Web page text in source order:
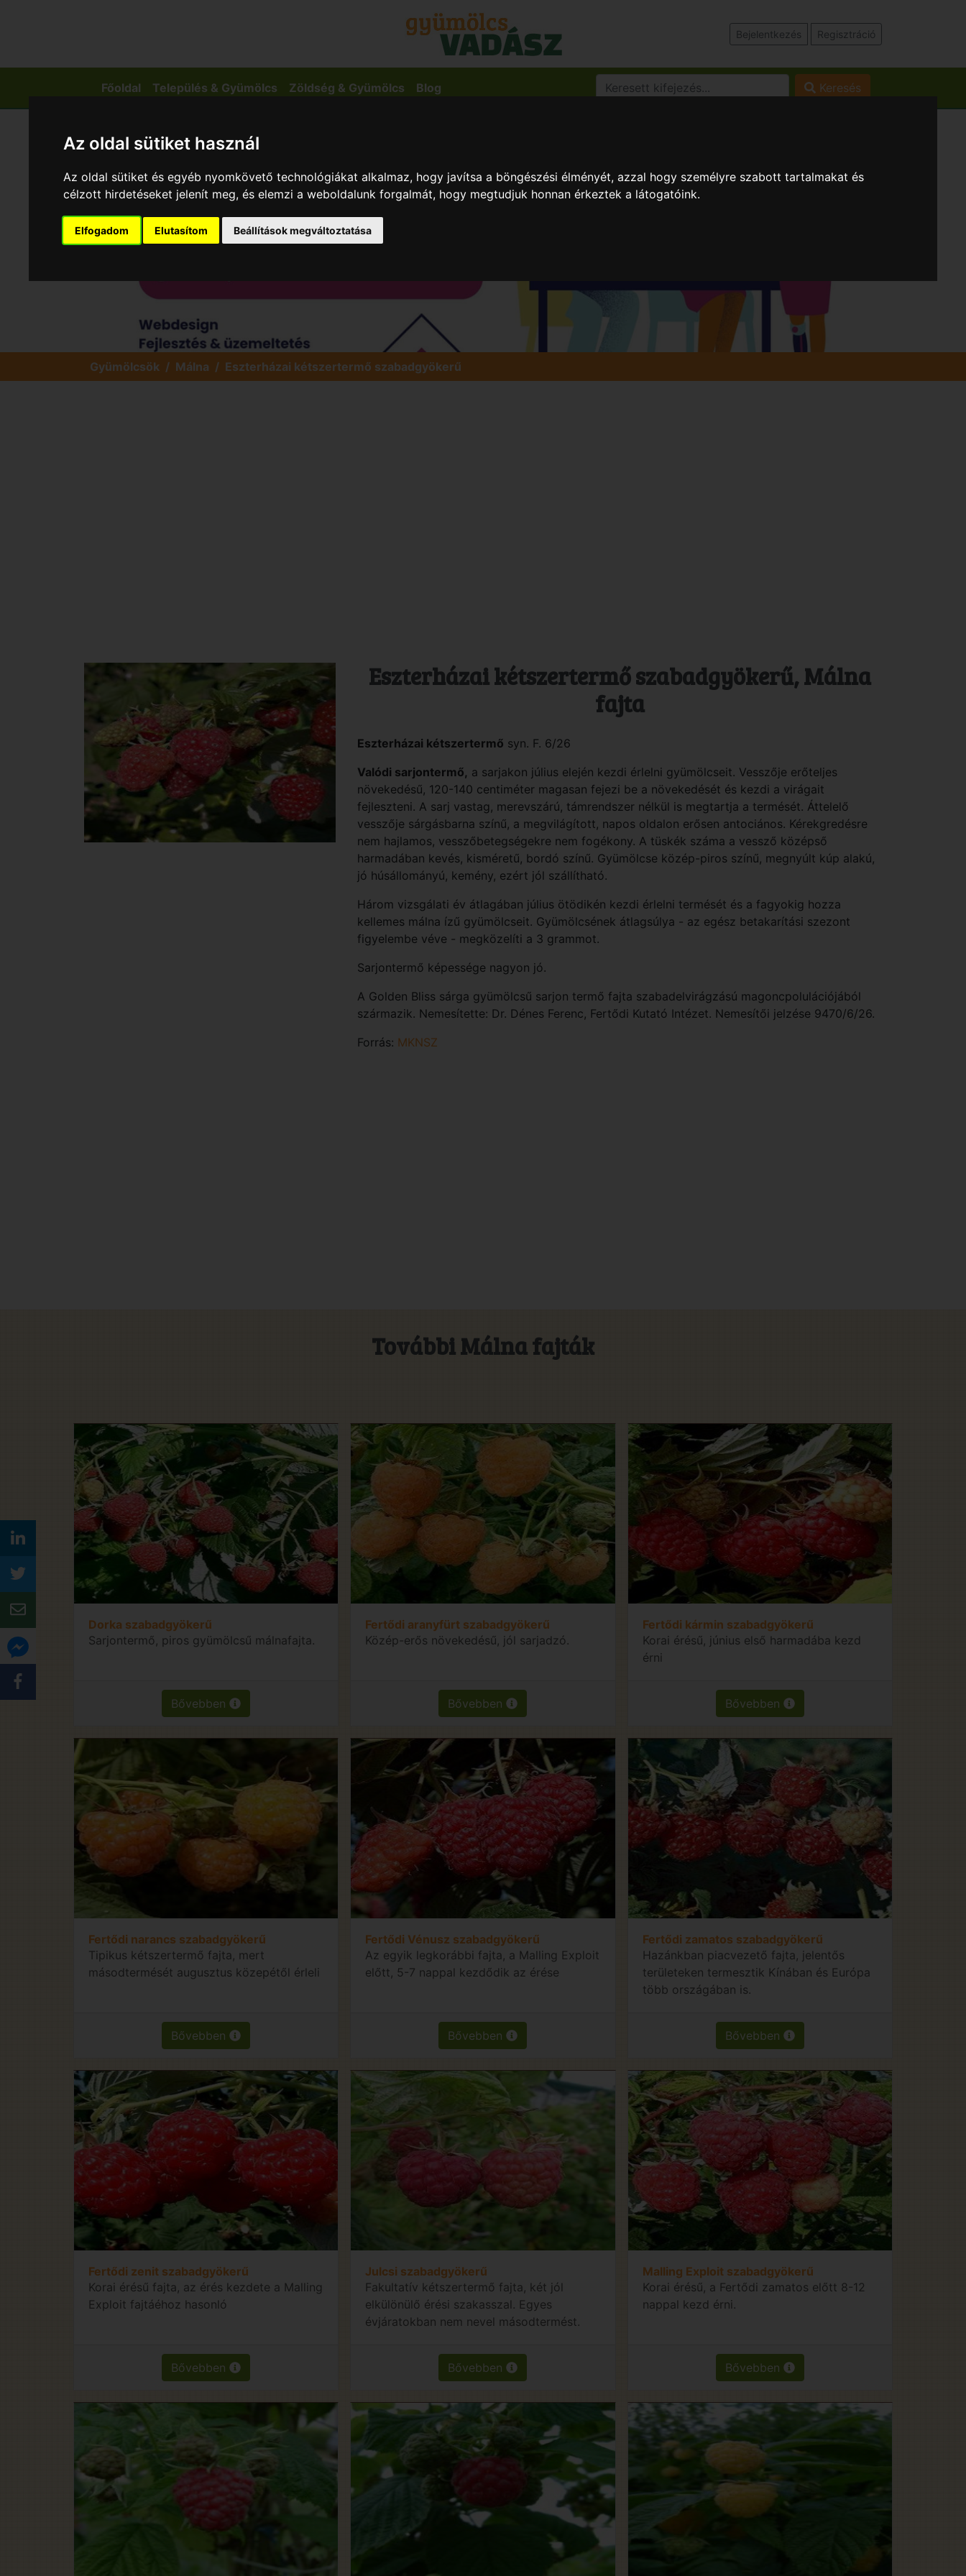
Az oldal sütiket használ
Az oldal sütiket és egyéb nyomkövető technológiákat alkalmaz, hogy javítsa a böngészési élményét, azzal hogy személyre szabott tartalmakat és
célzott hirdetéseket jelenít meg, és elemzi a weboldalunk forgalmát, hogy megtudjuk honnan érkeztek a látogatóink.
Elfogadom Elutasítom Beállítások megváltoztatása
Bejelentkezés Regisztráció
Főoldal Település & Gyümölcs Zöldség & Gyümölcs Blog Keresés
Gyümölcsök Málna Eszterházai kétszertermő szabadgyökerű
Eszterházai kétszertermő szabadgyökerű, Málna
fajta
Eszterházai kétszertermő syn. F. 6/26
Valódi sarjontermő, a sarjakon július elején kezdi érlelni gyümölcseit. Vesszője erőteljes
növekedésű, 120-140 centiméter magasan fejezi be a növekedését és kezdi a virágait
fejleszteni. A sarj vastag, merevszárú, támrendszer nélkül is megtartja a termését. Áttelelő
vesszője sárgásbarna színű, a megvilágított, napos oldalon erősen antociános. Kérekgredésre
nem hajlamos, vesszőbetegségekre nem fogékony. A tüskék száma a vessző középső
harmadában kevés, kisméretű, bordó színű. Gyümölcse közép-piros színű, megnyúlt kúp alakú,
jó húsállományú, kemény, ezért jól szállítható.
Három vizsgálati év átlagában július ötödikén kezdi érlelni termését és a fagyokig hozza
kellemes málna ízű gyümölcseit. Gyümölcsének átlagsúlya - az egész betakarítási szezont
figyelembe véve - megközelíti a 3 grammot.
Sarjontermő képessége nagyon jó.
A Golden Bliss sárga gyümölcsű sarjon termő fajta szabadelvirágzású magoncpolulációjából
származik. Nemesítette: Dr. Dénes Ferenc, Fertődi Kutató Intézet. Nemesítői jelzése 9470/6/26.
Forrás: MKNSZ
További Málna fajták
Dorka szabadgyökerű
Sarjontermő, piros gyümölcsű málnafajta.
Bővebben
Fertődi aranyfürt szabadgyökerű
Közép-erős növekedésű, jól sarjadzó.
Bővebben
Fertődi kármin szabadgyökerű
Korai érésű, június első harmadába kezd
érni
Bővebben
Fertődi narancs szabadgyökerű
Tipikus kétszertermő fajta, mert
másodtermését augusztus közepétől érleli
Bővebben
Fertődi Vénusz szabadgyökerű
Az egyik legkorábbi fajta, a Malling Exploit
előtt, 5-7 nappal kezdődik az érése
Bővebben
Fertődi zamatos szabadgyökerű
Hazánkban piacvezető fajta, jelentős
területeken termesztik Kínában és Európa
több országában is.
Bővebben
Fertődi zenit szabadgyökerű
Korai érésű fajta, az érés kezdete a Malling
Exploit fajtáéhoz hasonló
Bővebben
Julcsi szabadgyökerű
Fakultatív kétszertermő fajta, két jól
elkülönülő érési szakasszal. Egyes
évjáratokban nem nevel másodtermést.
Bővebben
Malling Exploit szabadgyökerű
Korai érésű, a Fertődi zamatos előtt 8-12
nappal kezd érni.
Bővebben